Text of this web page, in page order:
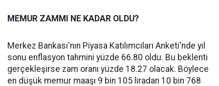
MEMUR ZAMMI NE KADAR OLDU?
Merkez Bankası'nın Piyasa Katılımcıları Anketi'nde yıl
sonu enflasyon tahmini yüzde 66.80 oldu. Bu beklenti
gerçekleşirse zam oranı yüzde 18.27 olacak. Böylece
en düşük memur maaşı 9 bin 105 liradan 10 bin 768